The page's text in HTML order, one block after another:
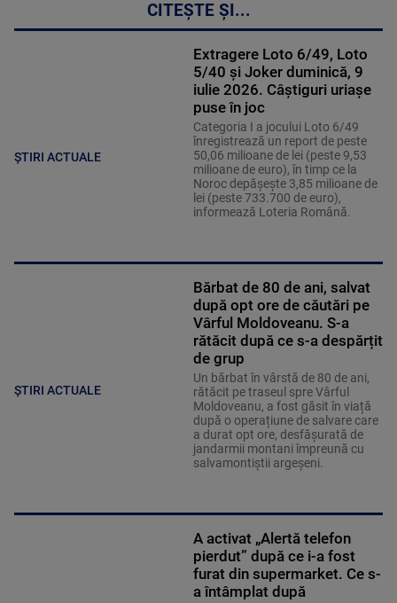
CITEȘTE ȘI...
ȘTIRI ACTUALE
Extragere Loto 6/49, Loto
5/40 și Joker duminică, 9
iulie 2026. Câștiguri uriașe
puse în joc
Categoria I a jocului Loto 6/49
înregistrează un report de peste
50,06 milioane de lei (peste 9,53
milioane de euro), în timp ce la
Noroc depăşeşte 3,85 milioane de
lei (peste 733.700 de euro),
informează Loteria Română.
ȘTIRI ACTUALE
Bărbat de 80 de ani, salvat
după opt ore de căutări pe
Vârful Moldoveanu. S-a
rătăcit după ce s-a despărțit
de grup
Un bărbat în vârstă de 80 de ani,
rătăcit pe traseul spre Vârful
Moldoveanu, a fost găsit în viață
după o operațiune de salvare care
a durat opt ore, desfășurată de
jandarmii montani împreună cu
salvamontiștii argeșeni.
A activat „Alertă telefon
pierdut” după ce i-a fost
furat din supermarket. Ce s-
a întâmplat după